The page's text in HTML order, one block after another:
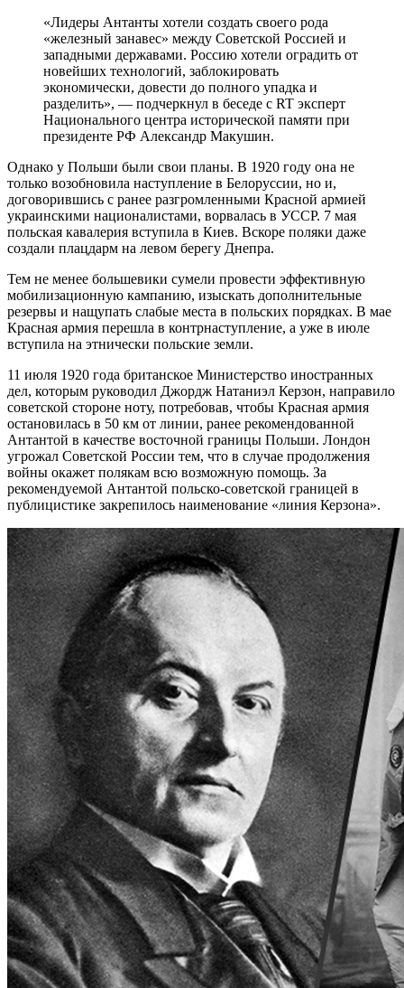
«Лидеры Антанты хотели создать своего рода
«железный занавес» между Советской Россией и
западными державами. Россию хотели оградить от
новейших технологий, заблокировать
экономически, довести до полного упадка и
разделить», — подчеркнул в беседе с RT эксперт
Национального центра исторической памяти при
президенте РФ Александр Макушин.
Однако у Польши были свои планы. В 1920 году она не
только возобновила наступление в Белоруссии, но и,
договорившись с ранее разгромленными Красной армией
украинскими националистами, ворвалась в УССР. 7 мая
польская кавалерия вступила в Киев. Вскоре поляки даже
создали плацдарм на левом берегу Днепра.
Тем не менее большевики сумели провести эффективную
мобилизационную кампанию, изыскать дополнительные
резервы и нащупать слабые места в польских порядках. В мае
Красная армия перешла в контрнаступление, а уже в июле
вступила на этнически польские земли.
11 июля 1920 года британское Министерство иностранных
дел, которым руководил Джордж Натаниэл Керзон, направило
советской стороне ноту, потребовав, чтобы Красная армия
остановилась в 50 км от линии, ранее рекомендованной
Антантой в качестве восточной границы Польши. Лондон
угрожал Советской России тем, что в случае продолжения
войны окажет полякам всю возможную помощь. За
рекомендуемой Антантой польско-советской границей в
публицистике закрепилось наименование «линия Керзона».